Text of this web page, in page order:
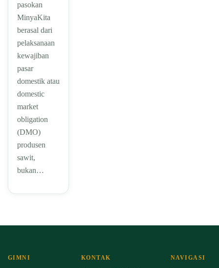
pasokan
MinyaKita
berasal dari
pelaksanaan
kewajiban
pasar
domestik atau
domestic
market
obligation
(DMO)
produsen
sawit,
bukan…
GIMNI KONTAK NAVIGASI